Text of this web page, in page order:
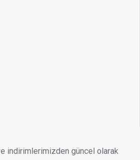
indirimlerimizden güncel olarak